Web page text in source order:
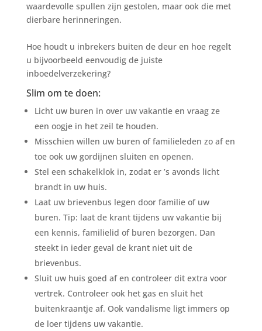
waardevolle spullen zijn gestolen, maar ook die met
dierbare herinneringen.
Hoe houdt u inbrekers buiten de deur en hoe regelt
u bijvoorbeeld eenvoudig de juiste
inboedelverzekering?
Slim om te doen:
Licht uw buren in over uw vakantie en vraag ze
een oogje in het zeil te houden.
Misschien willen uw buren of familieleden zo af en
toe ook uw gordijnen sluiten en openen.
Stel een schakelklok in, zodat er ’s avonds licht
brandt in uw huis.
Laat uw brievenbus legen door familie of uw
buren. Tip: laat de krant tijdens uw vakantie bij
een kennis, familielid of buren bezorgen. Dan
steekt in ieder geval de krant niet uit de
brievenbus.
Sluit uw huis goed af en controleer dit extra voor
vertrek. Controleer ook het gas en sluit het
buitenkraantje af. Ook vandalisme ligt immers op
de loer tijdens uw vakantie.